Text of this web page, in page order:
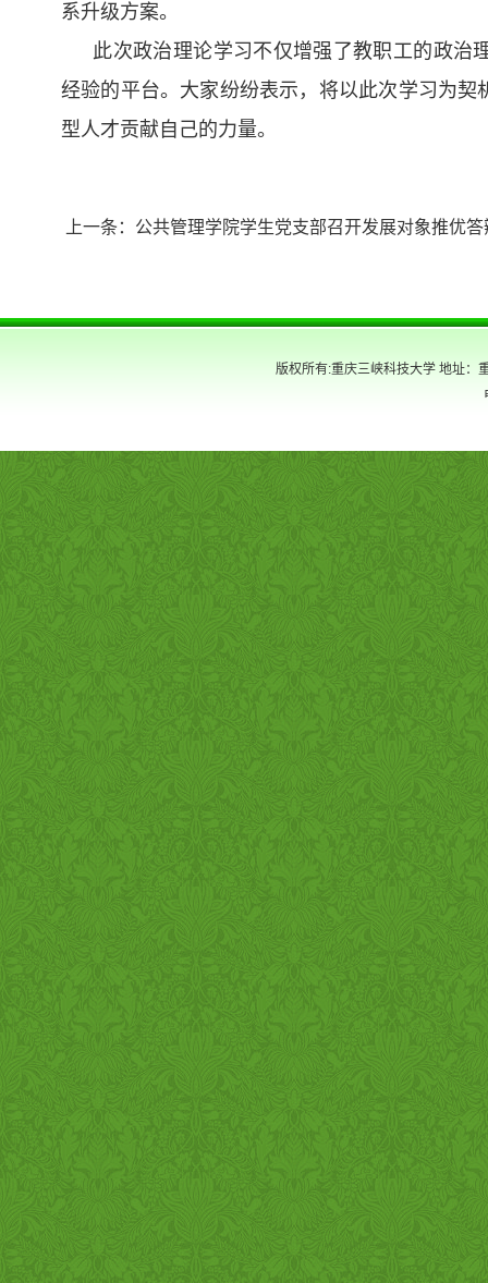
系升级方案。
此次政治理论学习不仅增强了教职工的政治
经验的平台。大家纷纷表示，将以此次学习为
型人才贡献自己的力量。
上一条： 公共管理学院学生党支部召开发展对象推优答
版权所有:重庆三峡科技大学 地址：